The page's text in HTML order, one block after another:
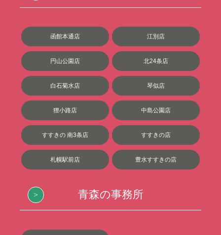
函館本通店 江別店
円山公園店 北24条店
白石菊水店 琴似店
狸小路店 中島公園店
すすきの 南3条店 すすきの店
札幌駅前店 豊水すすきの店
青森の事務所